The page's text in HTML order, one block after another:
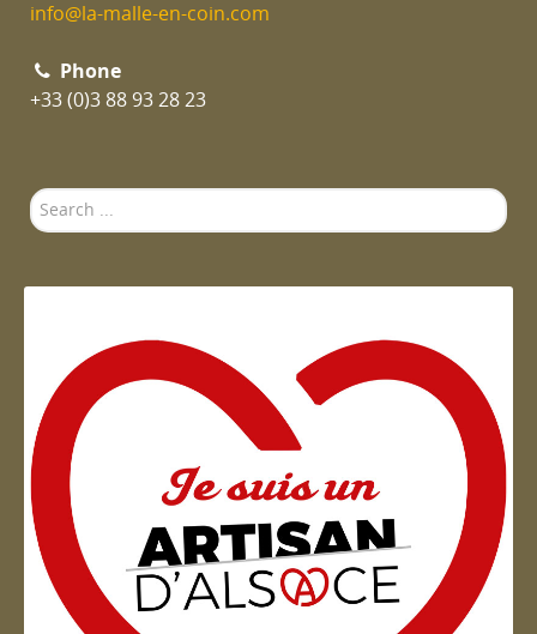
info@la-malle-en-coin.com
Phone
+33 (0)3 88 93 28 23
Search
...